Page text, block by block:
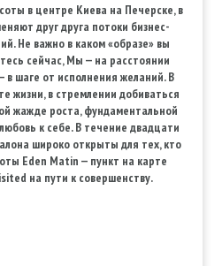
в центре Киева на Печерске, в
друг друга потоки бизнес-
Не важно в каком «образе» вы
сейчас, Мы — на расстоянии
в шаге от исполнения желаний. В
жизни, в стремлении добиваться
жажде роста, фундаментальной
к себе. В течение двадцати
широко открыты для тех, кто
Eden Matin — пункт на карте
на пути к совершенству.